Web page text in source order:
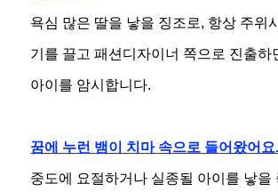
욕심 많은 딸을 낳을 징조로, 항상 주위
기를 끌고 패션디자이너 쪽으로 진출하
아이를 암시합니다.
꿈에 누런 뱀이 치마 속으로 들어왔어요.
중도에 요절하거나 실종될 아이를 낳을